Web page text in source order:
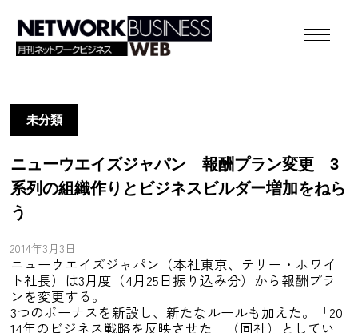
未分類
ニューウエイズジャパン 報酬プラン変更 3
系列の組織作りとビジネスビルダー増加をねら
う
2014年3月3日
ニューウエイズジャパン （本社東京、テリー・ホワイ
ト社長）は3月度（4月25日振り込み分）から報酬プラ
ンを変更する。
3つのボーナスを新設し、新たなルールも加えた。「20
14年のビジネス戦略を反映させた」（同社）としてい